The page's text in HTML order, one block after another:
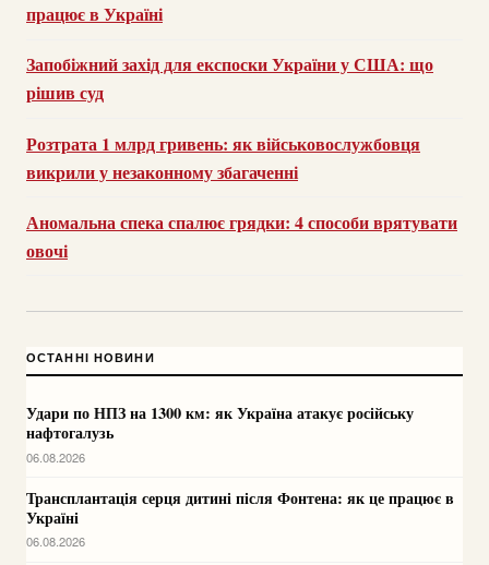
працює в Україні
Запобіжний захід для експоски України у США: що
рішив суд
Розтрата 1 млрд гривень: як військовослужбовця
викрили у незаконному збагаченні
Аномальна спека спалює грядки: 4 способи врятувати
овочі
ОСТАННІ НОВИНИ
Удари по НПЗ на 1300 км: як Україна атакує російську
нафтогалузь
06.08.2026
Трансплантація серця дитині після Фонтена: як це працює в
Україні
06.08.2026